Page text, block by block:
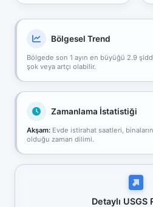
Bölgesel Trend
Bölgede son 1 ayın en büyüğü 2.9
şok veya artçı olabilir.
Zamanlama İstatistiği
Akşam: Evde istirahat saatleri,
olduğu zaman dilimi.
Detaylı USGS